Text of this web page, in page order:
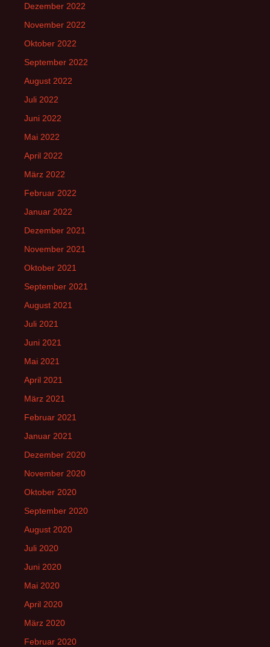
Dezember 2022
November 2022
Oktober 2022
September 2022
August 2022
Juli 2022
Juni 2022
Mai 2022
April 2022
März 2022
Februar 2022
Januar 2022
Dezember 2021
November 2021
Oktober 2021
September 2021
August 2021
Juli 2021
Juni 2021
Mai 2021
April 2021
März 2021
Februar 2021
Januar 2021
Dezember 2020
November 2020
Oktober 2020
September 2020
August 2020
Juli 2020
Juni 2020
Mai 2020
April 2020
März 2020
Februar 2020